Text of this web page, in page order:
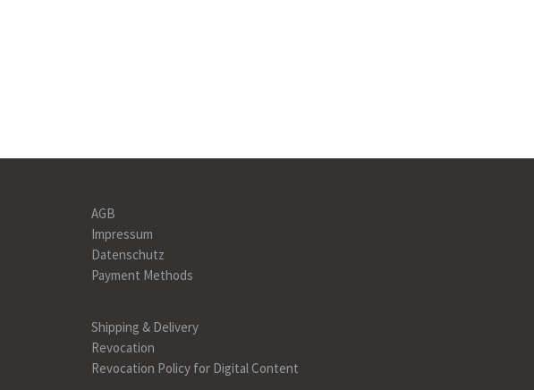
AGB
Impressum
Datenschutz
Payment Methods
Shipping & Delivery
Revocation
Revocation Policy for Digital Content